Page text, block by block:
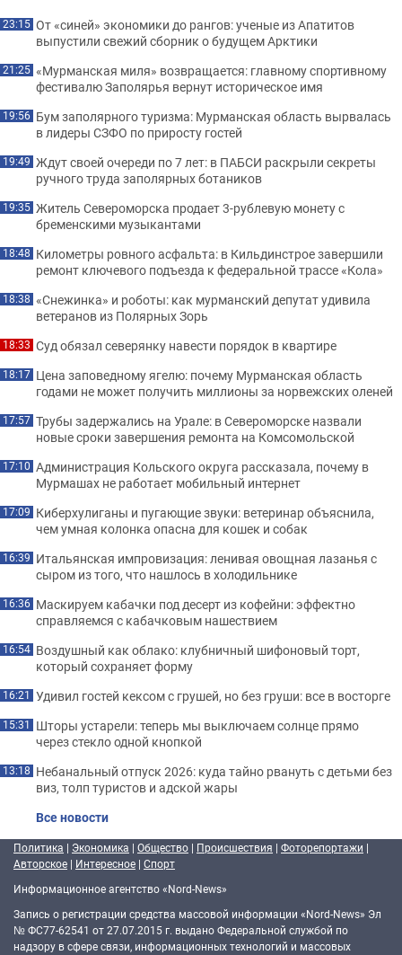
23:15 От «синей» экономики до рангов: ученые из Апатитов
выпустили свежий сборник о будущем Арктики
21:25 «Мурманская миля» возвращается: главному спортивному
фестивалю Заполярья вернут историческое имя
19:56 Бум заполярного туризма: Мурманская область вырвалась
в лидеры СЗФО по приросту гостей
19:49 Ждут своей очереди по 7 лет: в ПАБСИ раскрыли секреты
ручного труда заполярных ботаников
19:35 Житель Североморска продает 3-рублевую монету с
бременскими музыкантами
18:48 Километры ровного асфальта: в Кильдинстрое завершили
ремонт ключевого подъезда к федеральной трассе «Кола»
18:38 «Снежинка» и роботы: как мурманский депутат удивила
ветеранов из Полярных Зорь
18:33 Суд обязал северянку навести порядок в квартире
18:17 Цена заповедному ягелю: почему Мурманская область
годами не может получить миллионы за норвежских оленей
17:57 Трубы задержались на Урале: в Североморске назвали
новые сроки завершения ремонта на Комсомольской
17:10 Администрация Кольского округа рассказала, почему в
Мурмашах не работает мобильный интернет
17:09 Киберхулиганы и пугающие звуки: ветеринар объяснила,
чем умная колонка опасна для кошек и собак
16:39 Итальянская импровизация: ленивая овощная лазанья с
сыром из того, что нашлось в холодильнике
16:36 Маскируем кабачки под десерт из кофейни: эффектно
справляемся с кабачковым нашествием
16:54 Воздушный как облако: клубничный шифоновый торт,
который сохраняет форму
16:21 Удивил гостей кексом с грушей, но без груши: все в восторге
15:31 Шторы устарели: теперь мы выключаем солнце прямо
через стекло одной кнопкой
13:18 Небанальный отпуск 2026: куда тайно рвануть с детьми без
виз, толп туристов и адской жары
Все новости
Политика | Экономика | Общество | Происшествия | Фоторепортажи |
Авторское | Интересное | Спорт
Информационное агентство «Nord-News»
Запись о регистрации средства массовой информации «Nord-News» Эл
№ ФС77-62541 от 27.07.2015 г. выдано Федеральной службой по
надзору в сфере связи, информационных технологий и массовых